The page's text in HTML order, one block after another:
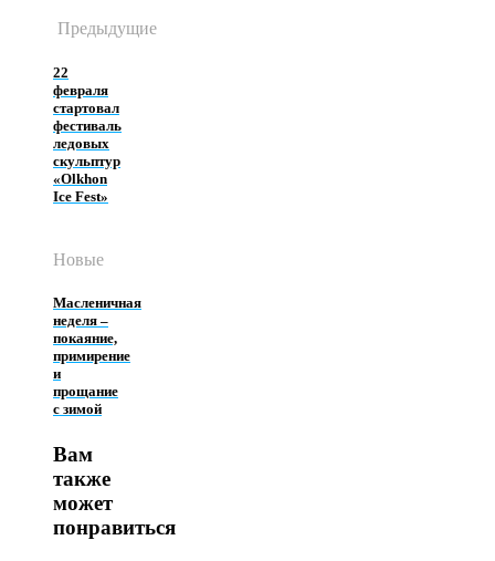
Предыдущие
22
февраля
стартовал
фестиваль
ледовых
скульптур
«Olkhon
Ice Fest»
Новые
Масленичная
неделя –
покаяние,
примирение
и
прощание
с зимой
Вам
также
может
понравиться